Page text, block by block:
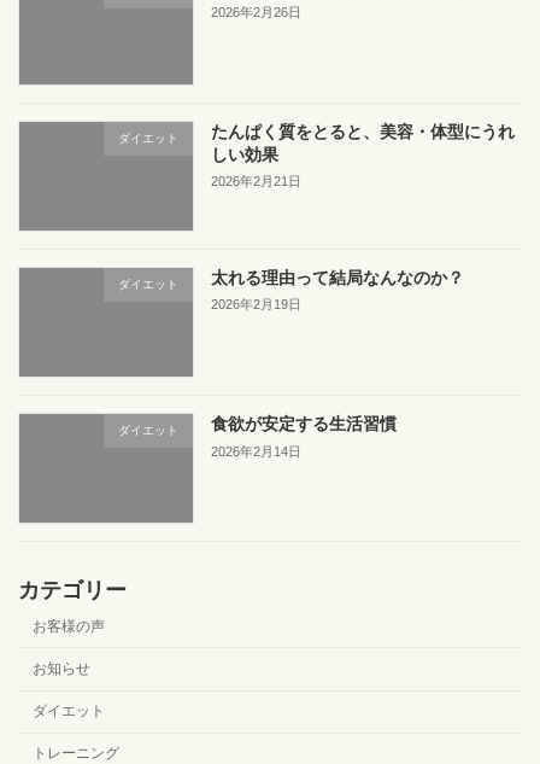
2026年2月26日
ダイエット
たんぱく質をとると、美容・体型にうれ
しい効果
2026年2月21日
ダイエット 太れる理由って結局なんなのか？
2026年2月19日
ダイエット 食欲が安定する生活習慣
2026年2月14日
カテゴリー
お客様の声
お知らせ
ダイエット
トレーニング